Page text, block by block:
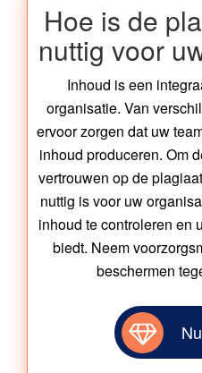
Hoe is de
nuttig voor
Inhoud is een
organisatie. Van
ervoor zorgen dat uw
inhoud produceren. Om
vertrouwen op de
nuttig is voor uw
inhoud te controleren en
biedt. Neem
beschermen